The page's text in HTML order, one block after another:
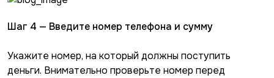
Шаг 4 — Введите номер телефона и сумму
Укажите номер, на который должны поступить
деньги. Внимательно проверьте номер перед